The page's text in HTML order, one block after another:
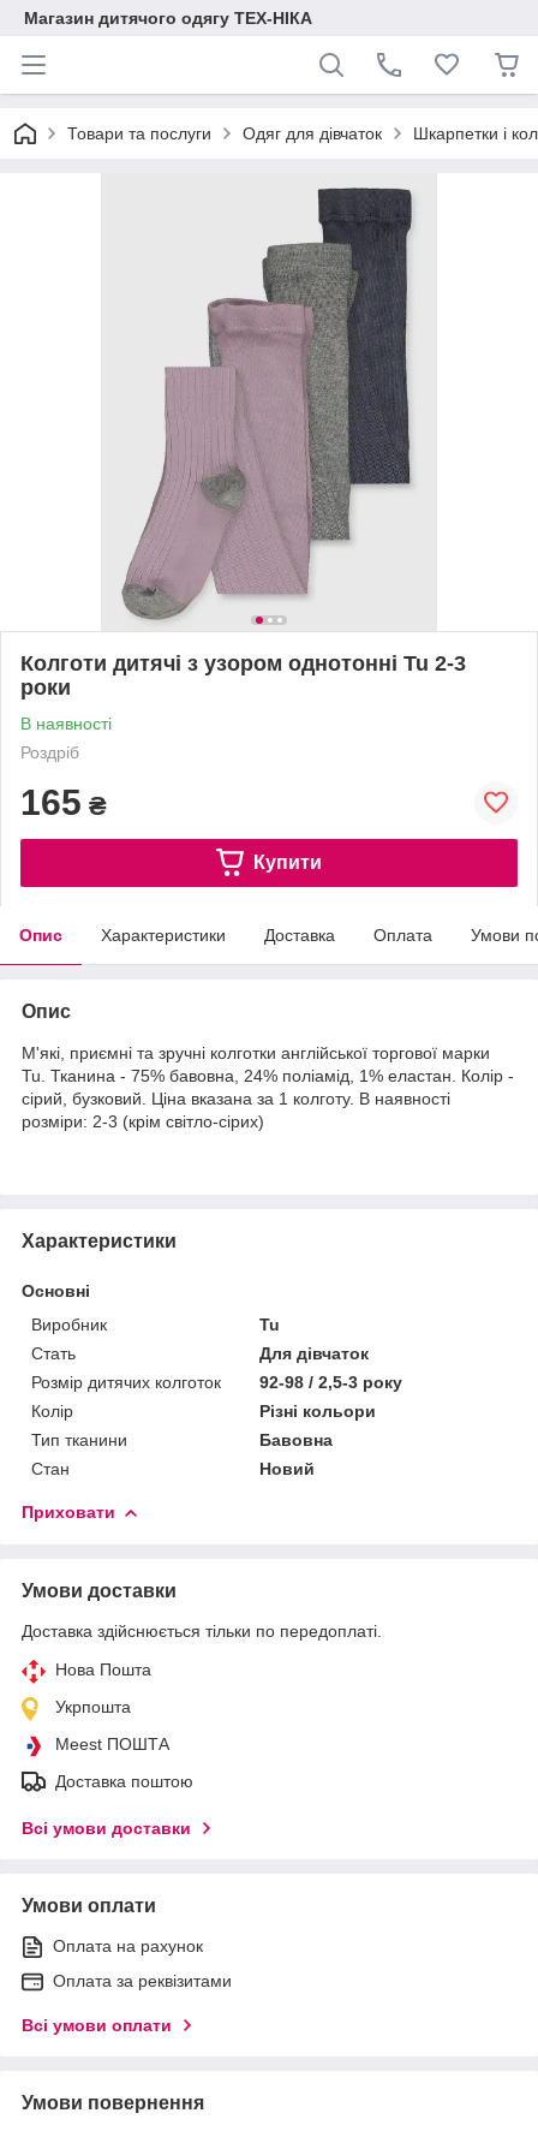
Магазин дитячого одягу ТЕХ-НІКА
Товари та послуги Одяг для дівчаток Шкарпетки і
Колготи дитячі з узором однотонні Tu 2-3
роки
В наявності
Роздріб
165 ₴
Купити
Опис Характеристики Доставка Оплата Умови
Опис
М'які, приємні та зручні колготки англійської торгової марки
Tu. Тканина - 75% бавовна, 24% поліамід, 1% еластан. Колір -
сірий, бузковий. Ціна вказана за 1 колготу. В наявності
розміри: 2-3 (крім світло-сірих)
Характеристики
Основні
Виробник
Tu
Стать
Для дівчаток
Розмір дитячих колготок
92-98 / 2,5-3 року
Колір
Різні кольори
Тип тканини
Бавовна
Стан
Новий
Приховати
Умови доставки
Доставка здійснюється тільки по передоплаті.
Нова Пошта
Укрпошта
Meest ПОШТА
Доставка поштою
Всі умови доставки
Умови оплати
Оплата на рахунок
Оплата за реквізитами
Всі умови оплати
Умови повернення